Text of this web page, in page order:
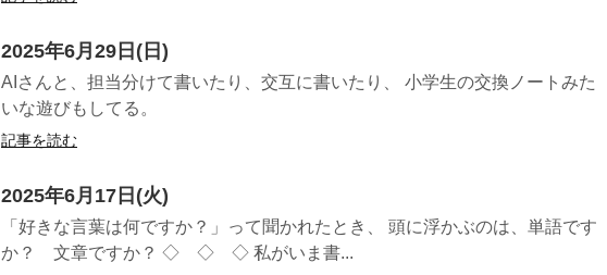
2025年6月29日(日)
AIさんと、担当分けて書いたり、交互に書いたり、 小学生の交換ノートみた
いな遊びもしてる。
記事を読む
2025年6月17日(火)
「好きな言葉は何ですか？」って聞かれたとき、 頭に浮かぶのは、単語です
か？ 文章ですか？ ◇ ◇ ◇ 私がいま書...